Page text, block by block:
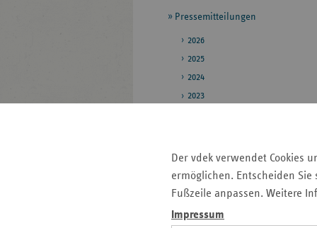
Der vdek verwendet Cookies
ermöglichen. Entscheiden
Fußzeile anpassen. Weitere
Impressum
Seitennavigation
Pressemitteilungen
2026
2025
2024
2023
2020
Pressestelle